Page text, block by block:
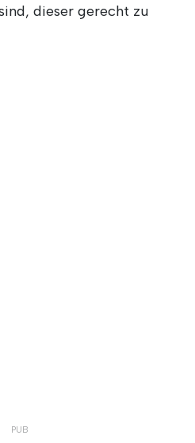
dieser gerecht zu